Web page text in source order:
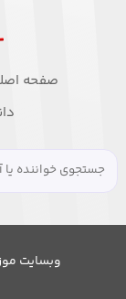
صفحه
وبسایت